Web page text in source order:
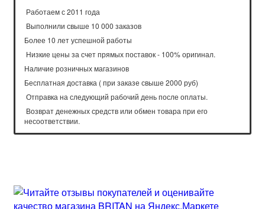
Работаем с 2011 года
Выполнили свыше 10 000 заказов
Более 10 лет успешной работы
Низкие цены за счет прямых поставок - 100% оригинал.
Наличие розничных магазинов
Бесплатная доставка ( при заказе свыше 2000 руб)
Отправка на следующий рабочий день после оплаты.
Возврат денежных средств или обмен товара при его
несоответствии.